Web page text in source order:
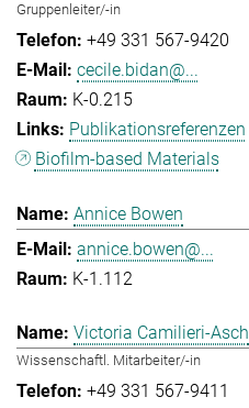
Gruppenleiter/-in
+49 331 567-9420
cecile.bidan@...
K-0.215
Publikationsreferenzen
Biofilm-based Materials
Annice Bowen
annice.bowen@...
K-1.112
Victoria Camilieri-Asch
Wissenschaftl. Mitarbeiter/-in
+49 331 567-9411